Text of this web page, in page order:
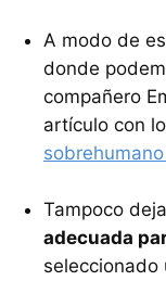
A modo de
donde
compañero
artículo con
Tampoco
adecuada
seleccionado